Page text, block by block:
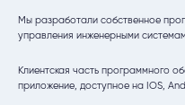
Мы разработали собственное
управления инженерными
Клиентская часть программного
приложение, доступное на IOS,